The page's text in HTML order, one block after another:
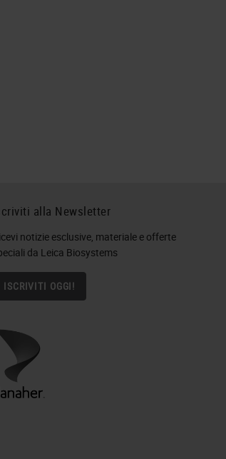
alla Newsletter
notizie esclusive, materiale e offerte
da Leica Biosystems
ISCRIVITI OGGI!